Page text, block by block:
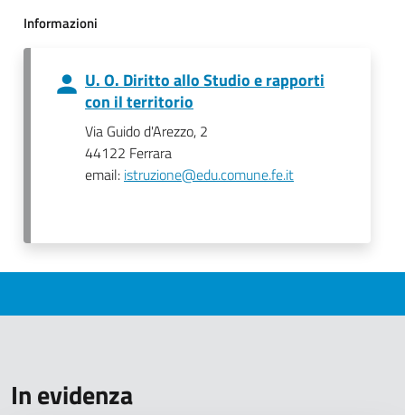
Informazioni
U. O. Diritto allo Studio e rapporti
con il territorio
Via Guido d'Arezzo, 2
44122 Ferrara
email: istruzione@edu.comune.fe.it
In evidenza